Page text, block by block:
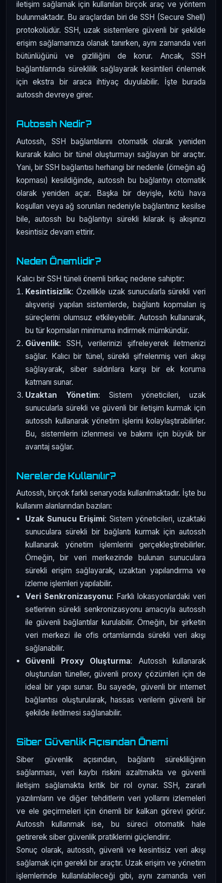
iletişim sağlamak için kullanılan birçok araç ve yöntem
bulunmaktadır. Bu araçlardan biri de SSH (Secure Shell)
protokolüdür. SSH, uzak sistemlere güvenli bir şekilde
erişim sağlamamıza olanak tanırken, aynı zamanda veri
bütünlüğünü ve gizliliğini de korur. Ancak, SSH
bağlantılarında süreklilik sağlayarak kesintileri önlemek
için ekstra bir araca ihtiyaç duyulabilir. İşte burada
autossh devreye girer.
Autossh Nedir?
Autossh, SSH bağlantılarını otomatik olarak yeniden
kurarak kalıcı bir tünel oluşturmayı sağlayan bir araçtır.
Yani, bir SSH bağlantısı herhangi bir nedenle (örneğin ağ
kopması) kesildiğinde, autossh bu bağlantıyı otomatik
olarak yeniden açar. Başka bir deyişle, kötü hava
koşulları veya ağ sorunları nedeniyle bağlantınız kesilse
bile, autossh bu bağlantıyı sürekli kılarak iş akışınızı
kesintisiz devam ettirir.
Neden Önemlidir?
Kalıcı bir SSH tüneli önemli birkaç nedene sahiptir:
Kesintisizlik: Özellikle uzak sunucularla sürekli veri
alışverişi yapılan sistemlerde, bağlantı kopmaları iş
süreçlerini olumsuz etkileyebilir. Autossh kullanarak,
bu tür kopmaları minimuma indirmek mümkündür.
Güvenlik: SSH, verilerinizi şifreleyerek iletmenizi
sağlar. Kalıcı bir tünel, sürekli şifrelenmiş veri akışı
sağlayarak, siber saldırılara karşı bir ek koruma
katmanı sunar.
Uzaktan Yönetim: Sistem yöneticileri, uzak
sunucularla sürekli ve güvenli bir iletişim kurmak için
autossh kullanarak yönetim işlerini kolaylaştırabilirler.
Bu, sistemlerin izlenmesi ve bakımı için büyük bir
avantaj sağlar.
Nerelerde Kullanılır?
Autossh, birçok farklı senaryoda kullanılmaktadır. İşte bu
kullanım alanlarından bazıları:
Uzak Sunucu Erişimi: Sistem yöneticileri, uzaktaki
sunuculara sürekli bir bağlantı kurmak için autossh
kullanarak yönetim işlemlerini gerçekleştirebilirler.
Örneğin, bir veri merkezinde bulunan sunuculara
sürekli erişim sağlayarak, uzaktan yapılandırma ve
izleme işlemleri yapılabilir.
Veri Senkronizasyonu: Farklı lokasyonlardaki veri
setlerinin sürekli senkronizasyonu amacıyla autossh
ile güvenli bağlantılar kurulabilir. Örneğin, bir şirketin
veri merkezi ile ofis ortamlarında sürekli veri akışı
sağlanabilir.
Güvenli Proxy Oluşturma: Autossh kullanarak
oluşturulan tüneller, güvenli proxy çözümleri için de
ideal bir yapı sunar. Bu sayede, güvenli bir internet
bağlantısı oluşturularak, hassas verilerin güvenli bir
şekilde iletilmesi sağlanabilir.
Siber Güvenlik Açısından Önemi
Siber güvenlik açısından, bağlantı sürekliliğinin
sağlanması, veri kaybı riskini azaltmakta ve güvenli
iletişim sağlamakta kritik bir rol oynar. SSH, zararlı
yazılımların ve diğer tehditlerin veri yollarını izlemeleri
ve ele geçirmeleri için önemli bir kalkan görevi görür.
Autossh kullanmak ise, bu süreci otomatik hale
getirerek siber güvenlik pratiklerini güçlendirir.
Sonuç olarak, autossh, güvenli ve kesintisiz veri akışı
sağlamak için gerekli bir araçtır. Uzak erişim ve yönetim
işlemlerinde kullanılabileceği gibi, aynı zamanda veri